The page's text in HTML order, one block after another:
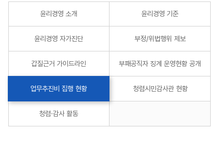
윤리경영 소개 윤리경영 기준
윤리경영 자가진단 부정/위법행위 제보
갑질근거 가이드라인 부패공직자 징계 운영현황 공개
업무추진비 집행 현황 청렴시민감사관 현황
청렴·감사 활동